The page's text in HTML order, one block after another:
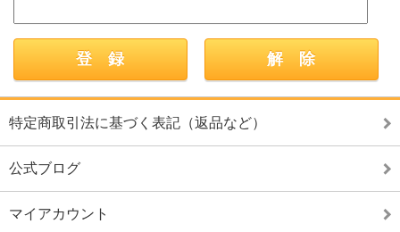
特定商取引法に基づく表記（返品など）
公式ブログ
マイアカウント